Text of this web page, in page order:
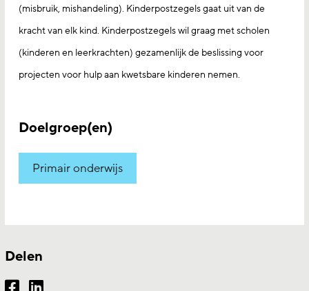
(misbruik, mishandeling). Kinderpostzegels gaat uit van de
kracht van elk kind. Kinderpostzegels wil graag met scholen
(kinderen en leerkrachten) gezamenlijk de beslissing voor
projecten voor hulp aan kwetsbare kinderen nemen.
Doelgroep(en)
Primair onderwijs
Delen